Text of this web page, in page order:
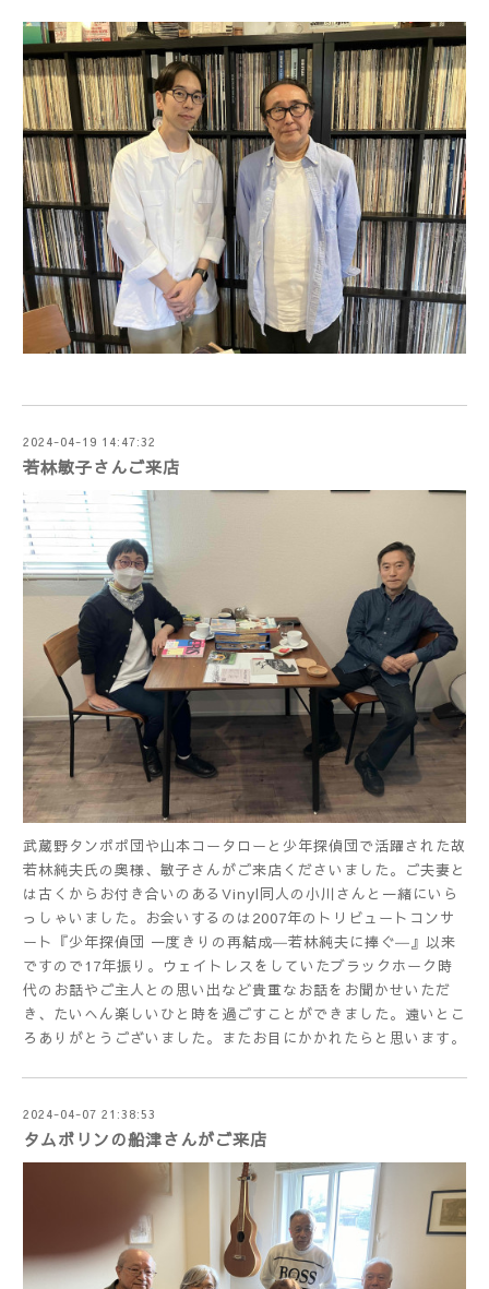
2024-04-19 14:47:32
若林敏子さんご来店
武蔵野タンポポ団や山本コータローと少年探偵団で活躍された故
若林純夫氏の奥様、敏子さんがご来店くださいました。ご夫妻と
は古くからお付き合いのあるVinyl同人の小川さんと一緒にいら
っしゃいました。お会いするのは2007年のトリビュートコンサ
ート『少年探偵団 一度きりの再結成―若林純夫に捧ぐ―』以来
ですので17年振り。ウェイトレスをしていたブラックホーク時
代のお話やご主人との思い出など貴重なお話をお聞かせいただ
き、たいへん楽しいひと時を過ごすことができました。遠いとこ
ろありがとうございました。またお目にかかれたらと思います。
2024-04-07 21:38:53
タムボリンの船津さんがご来店